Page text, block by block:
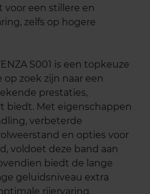
een stillere en
zelfs op hogere
S001 is een topkeuze
zoek zijn naar een
prestaties,
biedt. Met eigenschappen
verbeterde
en opties voor
voldoet deze band aan
biedt de lange
geluidsniveau extra
rijervaring.